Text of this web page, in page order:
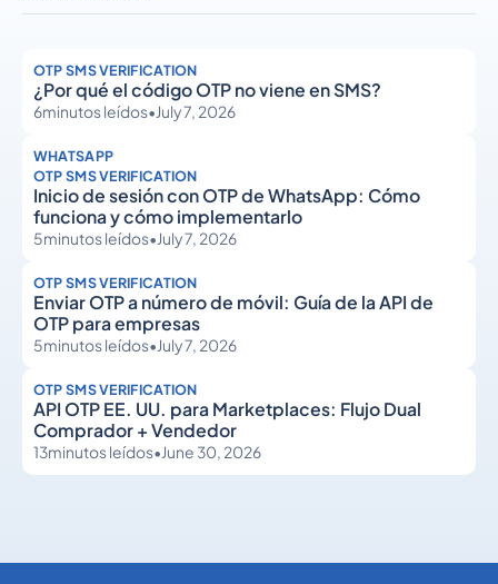
OTP SMS VERIFICATION
¿Por qué el código OTP no viene en SMS?
6minutos leídos•July 7, 2026
WHATSAPP
OTP SMS VERIFICATION
Inicio de sesión con OTP de WhatsApp: Cómo
funciona y cómo implementarlo
5minutos leídos•July 7, 2026
OTP SMS VERIFICATION
Enviar OTP a número de móvil: Guía de la API de
OTP para empresas
5minutos leídos•July 7, 2026
OTP SMS VERIFICATION
API OTP EE. UU. para Marketplaces: Flujo Dual
Comprador + Vendedor
13minutos leídos•June 30, 2026